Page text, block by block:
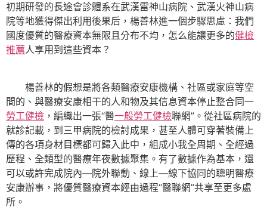
初期研發的長途會診體系在武漢雷神山病院、武漢火神山病
院等地獲得傑出利用後果后，楊善林進一個步驟思慮：我們
國度優質的醫療資本無限且分布不均，怎么能讓更多的健檢
推薦人享用到這些資本？
楊善林的假想是將各類醫療安康機構、社區或家庭等空
間的、與醫療安康相干的人和物及其信息資本停止整合同一
勞工健檢 ，編織出一張“醫一般勞工健檢聯網”。從社區病院的
就診記載，到三甲病院的檢討成果，甚至人體可穿著裝備上
傳的各項身材目標都可歸入此中，組成小我全周期、全經過
歷程、全類型的醫療年夜數據聚集。有了數據作為基本，還
可以或許完成院內—院外聯動、線上—線下協同的聰明醫療
安康辦事，將優質醫療資本經由過程“醫聯網”共享至更多處
所。